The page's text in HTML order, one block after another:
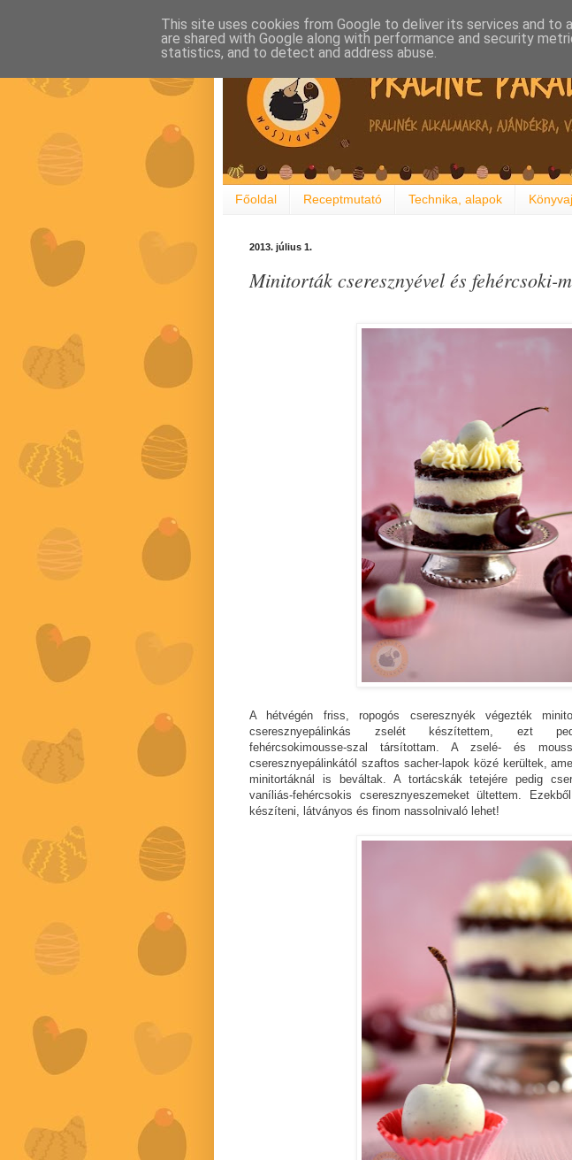
Főoldal Receptmutató Technika, alapok
2013. július 1.
Minitorták cseresznyével és fehércsoki-
A hétvégén friss, ropogós cseresznyék végezték
cseresznyepálinkás zselét készítettem, ezt
fehércsokimousse-szal társítottam. A zselé- és
cseresznyepálinkától szaftos sacher-lapok közé kerültek,
minitortáknál is beváltak. A tortácskák tetejére pedig
vaníliás-fehércsokis cseresznyeszemeket ültettem.
készíteni, látványos és finom nassolnivaló lehet!
This site uses cookies from Google to deliver its services and to
are shared with Google along with performance and security
statistics, and to detect and address abuse.